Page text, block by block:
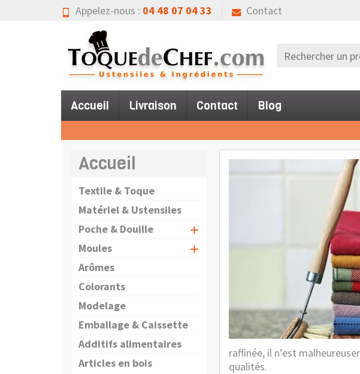
Appelez-nous : 04 48 07 04 33 Contact
Accueil Livraison Contact Blog
Accueil
Textile & Toque
Matériel & Ustensiles
Poche & Douille
Moules
Arômes
Colorants
Modelage
Emballage & Caissette
Additifs alimentaires
Articles en bois
raffinée, il n’est
qualités.